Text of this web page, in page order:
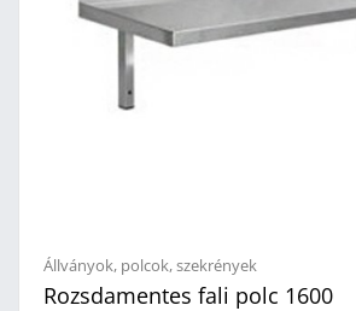
Állványok, polcok, szekrények
Rozsdamentes fali polc 1600